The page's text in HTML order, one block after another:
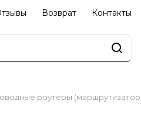
Возврат Контакты
роутеры